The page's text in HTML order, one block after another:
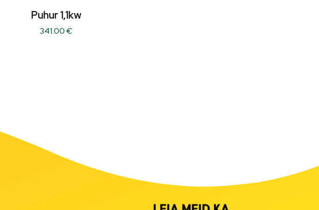
Puhur 1,1kw
341.00€